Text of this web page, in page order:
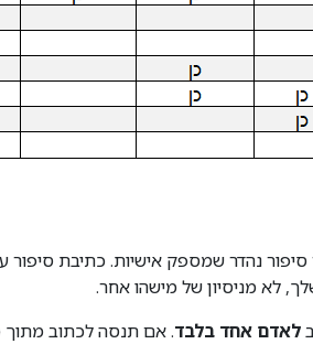
נהדר שמספק אישיות. כתיבת סיפור
לא מניסיון של מישהו אחר.
לאדם אחד בלבד. אם תנסה לכתוב מתוך